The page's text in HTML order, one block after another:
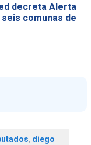
decreta Alerta
seis comunas de
, diego